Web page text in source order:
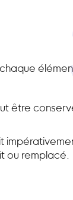
être
ou remplacé.